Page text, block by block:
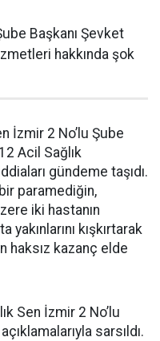
Başkanı Şevket
hakkında şok
İzmir 2 No’lu Şube
Acil Sağlık
gündeme taşıdı.
paramediğin,
iki hastanın
kışkırtarak
haksız kazanç elde
Sen İzmir 2 No’lu
sarsıldı.